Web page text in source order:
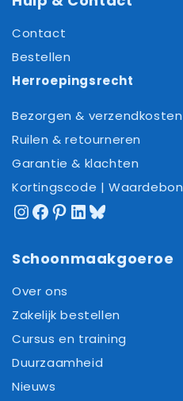
Contact
Bestellen
Herroepingsrecht
Bezorgen & verzendkosten
Ruilen & retourneren
Garantie & klachten
Kortingscode | Waardebon
Instagram
Facebook
Pinterest
LinkedIn
Bluesky
Schoonmaakgoeroe
Over ons
Zakelijk bestellen
Cursus en training
Duurzaamheid
Nieuws